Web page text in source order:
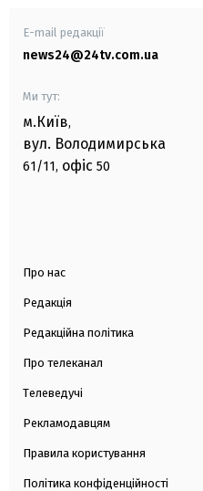
E-mail редакції
news24@24tv.com.ua
Ми тут:
м.Київ,
вул. Володимирська
61/11, офіс 50
Про нас
Редакція
Редакційна політика
Про телеканал
Телеведучі
Рекламодавцям
Правила користування
Політика конфіденційності